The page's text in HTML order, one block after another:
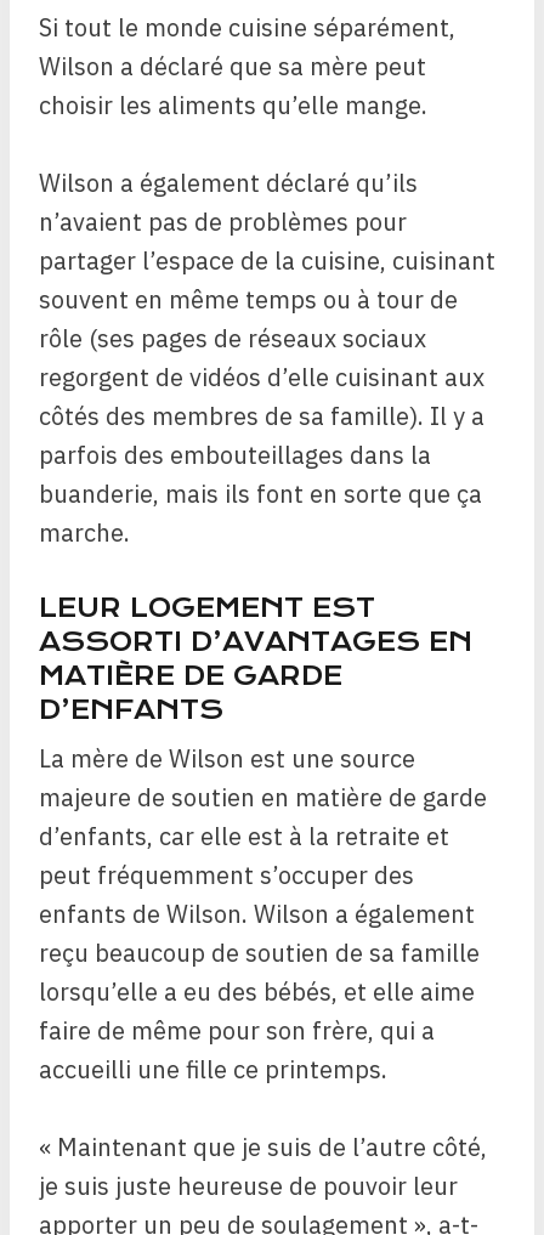
Si tout le monde cuisine séparément,
Wilson a déclaré que sa mère peut
choisir les aliments qu’elle mange.
Wilson a également déclaré qu’ils
n’avaient pas de problèmes pour
partager l’espace de la cuisine, cuisinant
souvent en même temps ou à tour de
rôle (ses pages de réseaux sociaux
regorgent de vidéos d’elle cuisinant aux
côtés des membres de sa famille). Il y a
parfois des embouteillages dans la
buanderie, mais ils font en sorte que ça
marche.
LEUR LOGEMENT EST
ASSORTI D’AVANTAGES EN
MATIÈRE DE GARDE
D’ENFANTS
La mère de Wilson est une source
majeure de soutien en matière de garde
d’enfants, car elle est à la retraite et
peut fréquemment s’occuper des
enfants de Wilson. Wilson a également
reçu beaucoup de soutien de sa famille
lorsqu’elle a eu des bébés, et elle aime
faire de même pour son frère, qui a
accueilli une fille ce printemps.
« Maintenant que je suis de l’autre côté,
je suis juste heureuse de pouvoir leur
apporter un peu de soulagement », a-t-